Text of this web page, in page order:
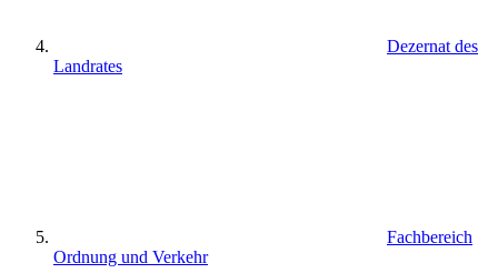
Dezernat des
Landrates
Fachbereich
Ordnung und Verkehr